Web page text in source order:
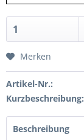
Merken
Artikel-Nr.:
Kurzbeschreibung:
Beschreibung